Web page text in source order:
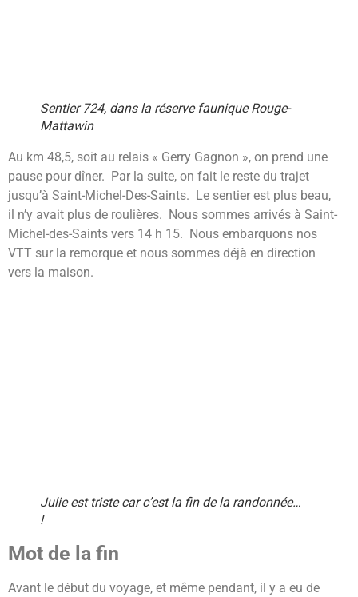
Sentier 724, dans la réserve faunique Rouge-
Mattawin
Au km 48,5, soit au relais « Gerry Gagnon », on prend une
pause pour dîner. Par la suite, on fait le reste du trajet
jusqu’à Saint-Michel-Des-Saints. Le sentier est plus beau,
il n’y avait plus de roulières. Nous sommes arrivés à Saint-
Michel-des-Saints vers 14 h 15. Nous embarquons nos
VTT sur la remorque et nous sommes déjà en direction
vers la maison.
Julie est triste car c’est la fin de la randonnée…
!
Mot de la fin
Avant le début du voyage, et même pendant, il y a eu de